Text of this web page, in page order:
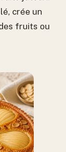
crée un
fruits ou